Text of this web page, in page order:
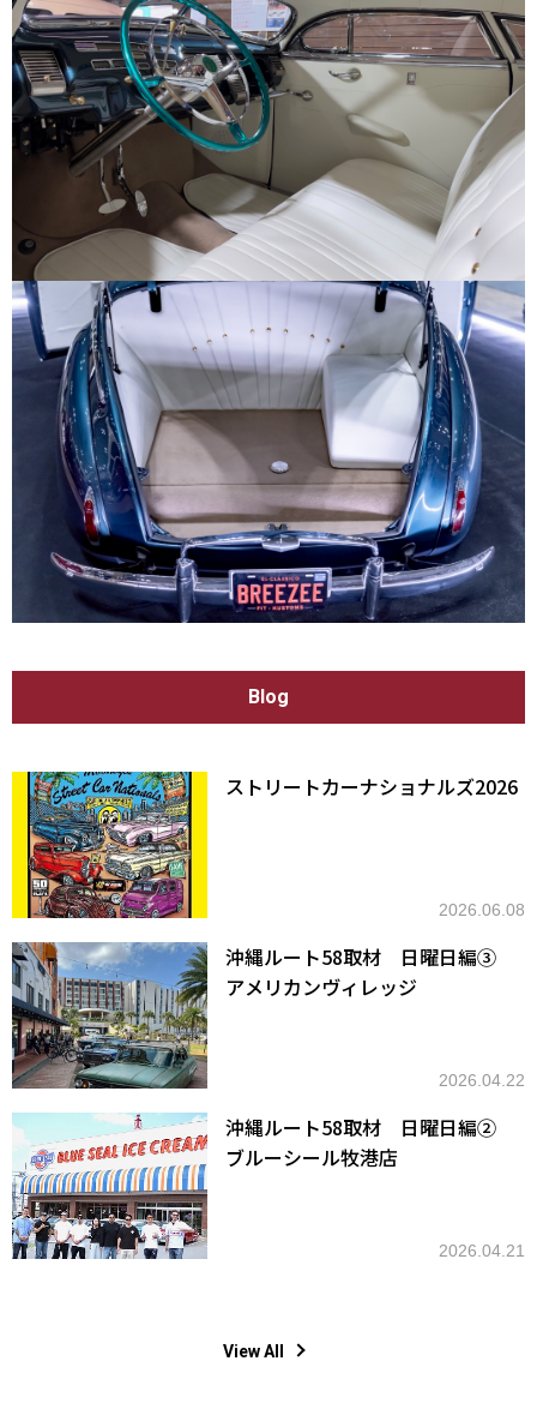
Blog
ストリートカーナショナルズ2026
2026.06.08
沖縄ルート58取材 日曜日編③
アメリカンヴィレッジ
2026.04.22
沖縄ルート58取材 日曜日編②
ブルーシール牧港店
2026.04.21
View All